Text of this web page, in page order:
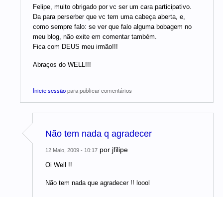
Felipe, muito obrigado por vc ser um cara participativo.
Da para perserber que vc tem uma cabeça aberta, e,
como sempre falo: se ver que falo alguma bobagem no
meu blog, não exite em comentar também.
Fica com DEUS meu irmão!!!
Abraços do WELL!!!
Inicie sessãopara publicar comentários
Não tem nada q agradecer
12 Maio, 2009 - 10:17 por jfilipe
Oi Well !!
Não tem nada que agradecer !! loool